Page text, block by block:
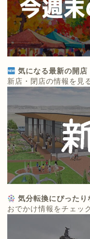
気になる最新の開店
新店・閉店の情報を見
気分転換にぴった
おでかけ情報をチェッ